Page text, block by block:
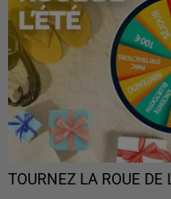
TOURNEZ LA ROUE DE